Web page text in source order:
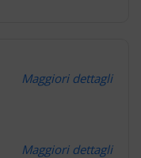
Maggiori dettagli
Maggiori dettagli